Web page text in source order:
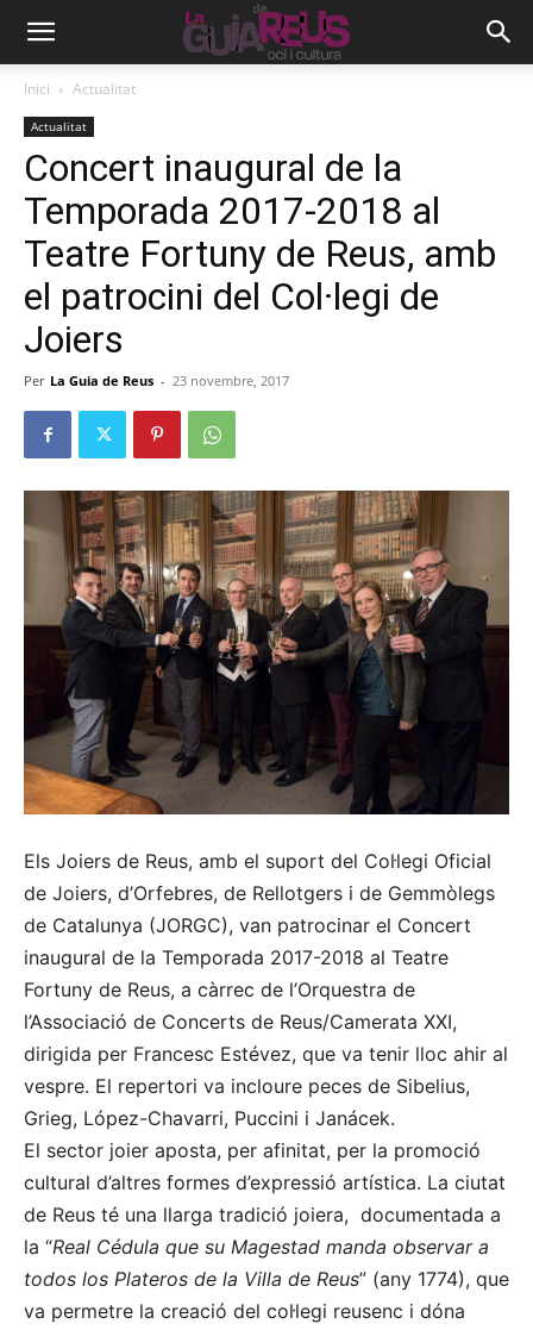
Inici Actualitat
Actualitat
Concert inaugural de la
Temporada 2017-2018 al
Teatre Fortuny de Reus, amb
el patrocini del Col·legi de
Joiers
Per La Guia de Reus - 23 novembre, 2017
Els Joiers de Reus, amb el suport del Col·legi Oficial
de Joiers, d’Orfebres, de Rellotgers i de Gemmòlegs
de Catalunya (JORGC), van patrocinar el Concert
inaugural de la Temporada 2017-2018 al Teatre
Fortuny de Reus, a càrrec de l’Orquestra de
l’Associació de Concerts de Reus/Camerata XXI,
dirigida per Francesc Estévez, que va tenir lloc ahir al
vespre. El repertori va incloure peces de Sibelius,
Grieg, López-Chavarri, Puccini i Janácek.
El sector joier aposta, per afinitat, per la promoció
cultural d’altres formes d’expressió artística. La ciutat
de Reus té una llarga tradició joiera, documentada a
la “Real Cédula que su Magestad manda observar a
todos los Plateros de la Villa de Reus” (any 1774), que
va permetre la creació del col·legi reusenc i dóna